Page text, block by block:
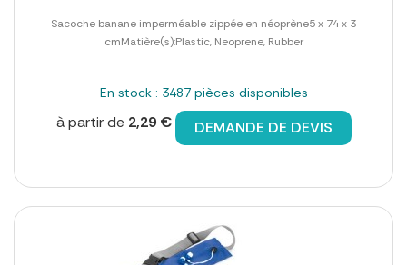
Sacoche banane imperméable zippée en néoprène5 x 74 x 3
cmMatière(s):Plastic, Neoprene, Rubber
En stock : 3487 pièces disponibles
à partir de 2,29 € DEMANDE DE DEVIS